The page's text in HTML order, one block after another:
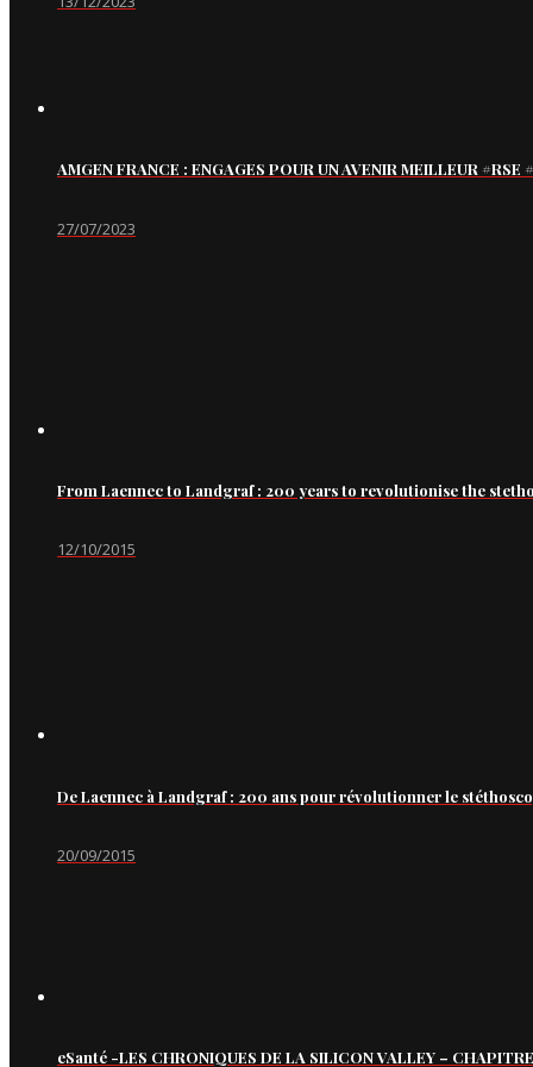
AMGEN FRANCE : ENGAGES POUR UN AVENIR MEILLEUR
27/07/2023
From Laennec to Landgraf : 200 years to revolutionise the
12/10/2015
De Laennec à Landgraf : 200 ans pour révolutionner le
20/09/2015
eSanté -LES CHRONIQUES DE LA SILICON VALLEY –